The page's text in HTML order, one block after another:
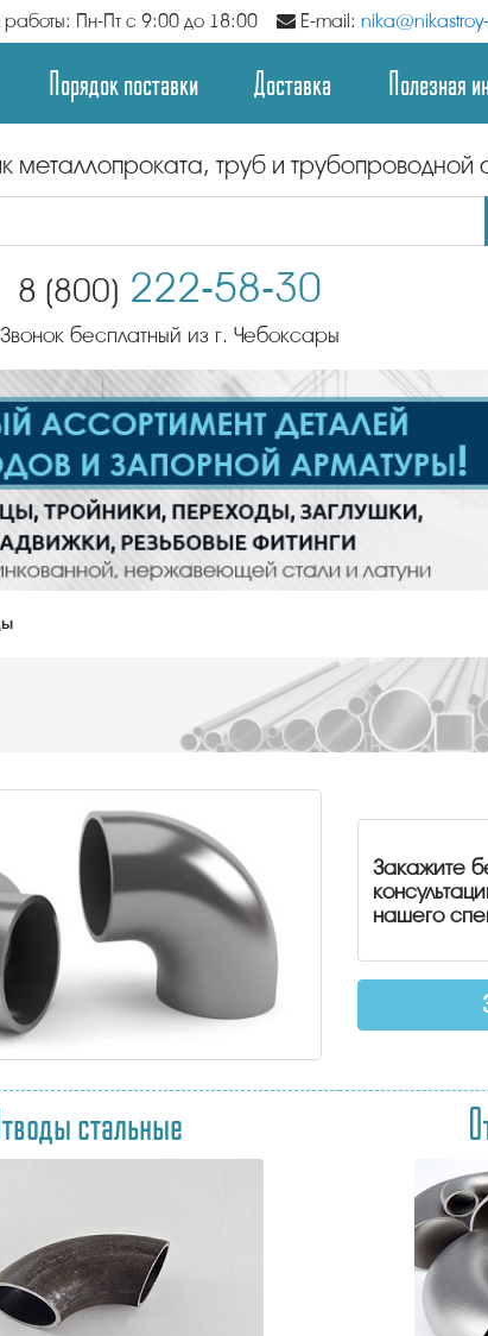
работы: Пн-Пт с 9:00 до 18:00 E-mail:
Порядок поставки Доставка Полезная
металлопроката, труб и трубопроводной
8 (800) 222-58-30
Звонок бесплатный из г. Чебоксары
Закажите
нашего
стальные